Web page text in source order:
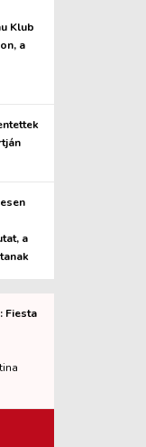
Klub
a
a
Fiesta